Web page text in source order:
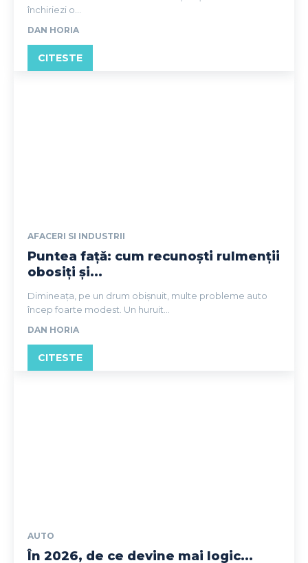
închiriezi o...
DAN HORIA
CITESTE
AFACERI SI INDUSTRII
Puntea față: cum recunoști rulmenții
obosiți și...
Dimineața, pe un drum obișnuit, multe probleme auto
încep foarte modest. Un huruit...
DAN HORIA
CITESTE
AUTO
În 2026, de ce devine mai logic...